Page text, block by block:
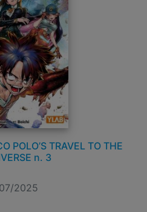
POLO’S TRAVEL TO THE
n. 3
2025